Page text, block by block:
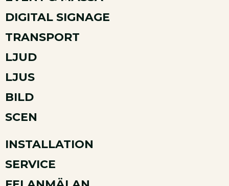
DIGITAL SIGNAGE
TRANSPORT
LJUD
LJUS
BILD
SCEN
INSTALLATION
SERVICE